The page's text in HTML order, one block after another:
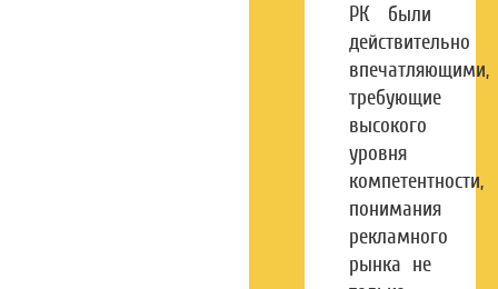
РК были
действительно
впечатляющими,
требующие
высокого
уровня
компетентности,
понимания
рекламного
рынка не